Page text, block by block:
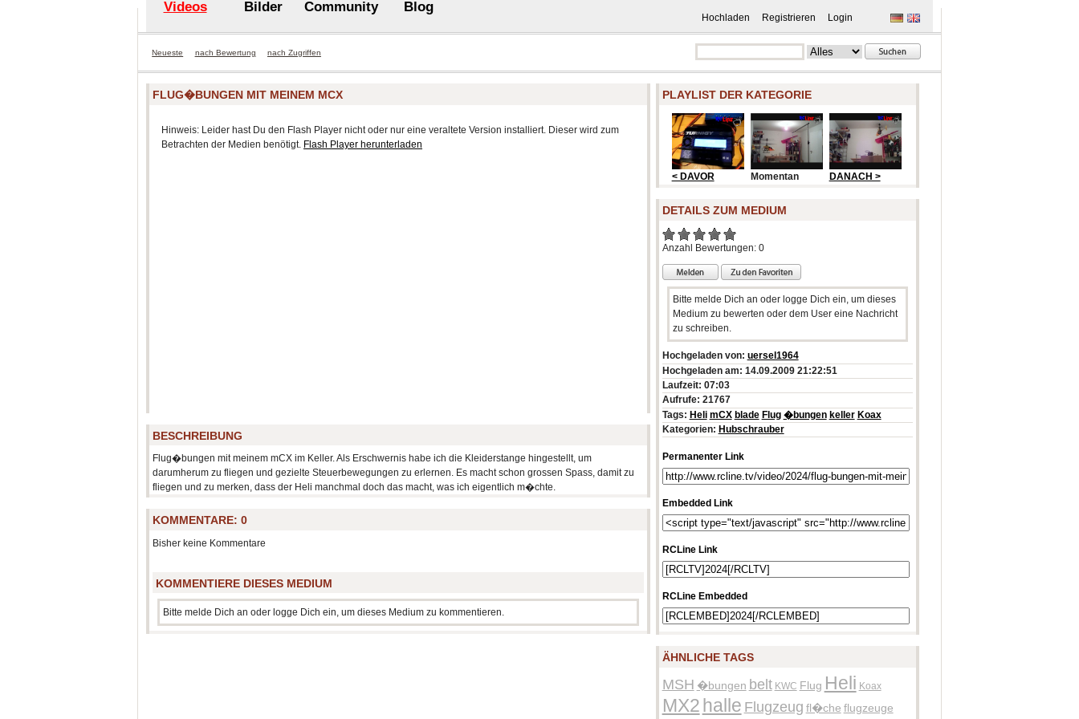
Hochladen Registrieren Login
Videos Bilder Community Blog
Neueste nach Bewertung nach Zugriffen
FLUG�BUNGEN MIT MEINEM MCX
Hinweis: Leider hast Du den Flash Player nicht oder nur eine veraltete Version installiert. Dieser wird zum
Betrachten der Medien benötigt. Flash Player herunterladen
BESCHREIBUNG
Flug�bungen mit meinem mCX im Keller. Als Erschwernis habe ich die Kleiderstange hingestellt, um
darumherum zu fliegen und gezielte Steuerbewegungen zu erlernen. Es macht schon grossen Spass, damit zu
fliegen und zu merken, dass der Heli manchmal doch das macht, was ich eigentlich m�chte.
KOMMENTARE:0
Bisher keine Kommentare
KOMMENTIERE DIESES MEDIUM
Bitte melde Dich an oder logge Dich ein, um dieses Medium zu kommentieren.
PLAYLIST DER KATEGORIE
< DAVOR Momentan DANACH >
DETAILS ZUM MEDIUM
Anzahl Bewertungen: 0
Bitte melde Dich an oder logge Dich ein, um dieses
Medium zu bewerten oder dem User eine Nachricht
zu schreiben.
Hochgeladen von: uersel1964
Hochgeladen am: 14.09.2009 21:22:51
Laufzeit: 07:03
Aufrufe: 21767
Tags: Heli mCX blade Flug �bungen keller Koax
Kategorien: Hubschrauber
Permanenter Link
Embedded Link
RCLine Link
RCLine Embedded
ÄHNLICHE TAGS
MSH �bungen belt KWC Flug Heli Koax
MX2halle Flugzeug fl�che flugzeuge